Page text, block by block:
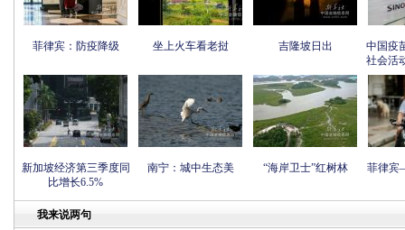
菲律宾：防疫降级 坐上火车看老挝 吉隆坡日出
中国疫
社会活
新加坡经济第三季度同
比增长6.5%
南宁：城中生态美 “海岸卫士”红树林 菲律宾
我来说两句